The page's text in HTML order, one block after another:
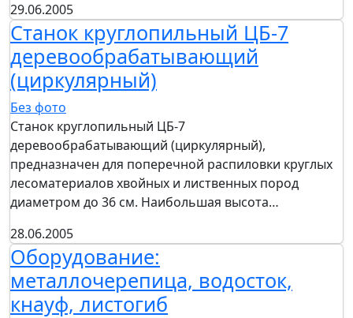
29.06.2005
Станок круглопильный ЦБ-7
деревообрабатывающий
(циркулярный)
Без фото
Станок круглопильный ЦБ-7
деревообрабатывающий (циркулярный),
предназначен для поперечной распиловки круглых
лесоматериалов хвойных и лиственных пород
диаметром до 36 см. Наибольшая высота…
28.06.2005
Оборудование:
металлочерепица, водосток,
кнауф, листогиб